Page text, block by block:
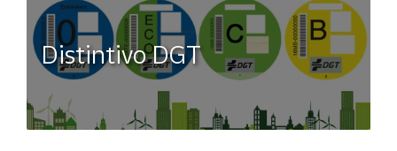
Distintivo DGT